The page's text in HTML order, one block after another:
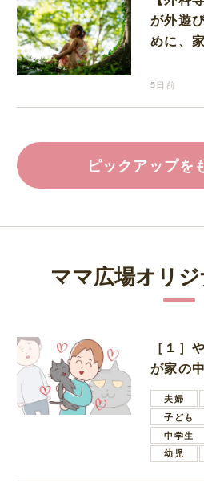
が外遊
めに、
5日前
ピックアップを
ママ広場オリ
［１］
が家の
夫婦
子ども
中学生
幼児